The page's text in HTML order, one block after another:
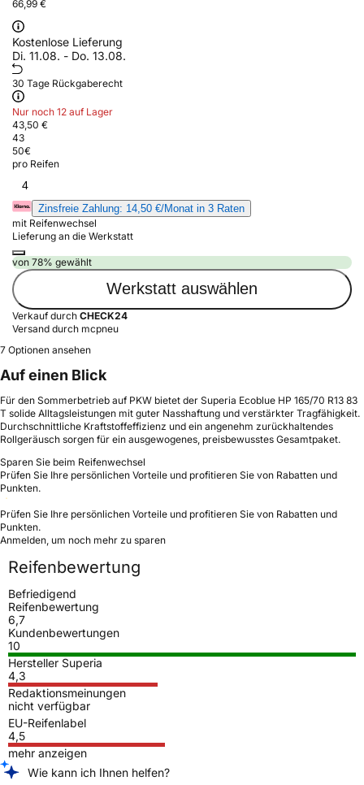
66,99 €
Kostenlose Lieferung
Di. 11.08. - Do. 13.08.
30 Tage Rückgaberecht
Nur noch 12 auf Lager
43,50 €
43
50€
pro Reifen
4
Zinsfreie Zahlung: 14,50 €/Monat in 3 Raten
mit Reifenwechsel
Lieferung an die Werkstatt
von 78% gewählt
Werkstatt auswählen
Verkauf durch CHECK24
Versand durch mcpneu
7 Optionen ansehen
Auf einen Blick
Für den Sommerbetrieb auf PKW bietet der Superia Ecoblue HP 165/70 R13 83
T solide Alltagsleistungen mit guter Nasshaftung und verstärkter Tragfähigkeit.
Durchschnittliche Kraftstoffeffizienz und ein angenehm zurückhaltendes
Rollgeräusch sorgen für ein ausgewogenes, preisbewusstes Gesamtpaket.
Sparen Sie beim Reifenwechsel
Prüfen Sie Ihre persönlichen Vorteile und profitieren Sie von Rabatten und
Punkten.
Prüfen Sie Ihre persönlichen Vorteile und profitieren Sie von Rabatten und
Punkten.
Anmelden, um noch mehr zu sparen
Reifenbewertung
Befriedigend
Reifenbewertung
6,7
Kundenbewertungen
10
Hersteller Superia
4,3
Redaktionsmeinungen
nicht verfügbar
EU-Reifenlabel
4,5
mehr anzeigen
Wie kann ich Ihnen helfen?